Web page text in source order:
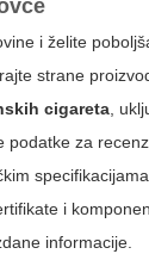
i želite
strane
cigareta,
podatke za
i
informacije.